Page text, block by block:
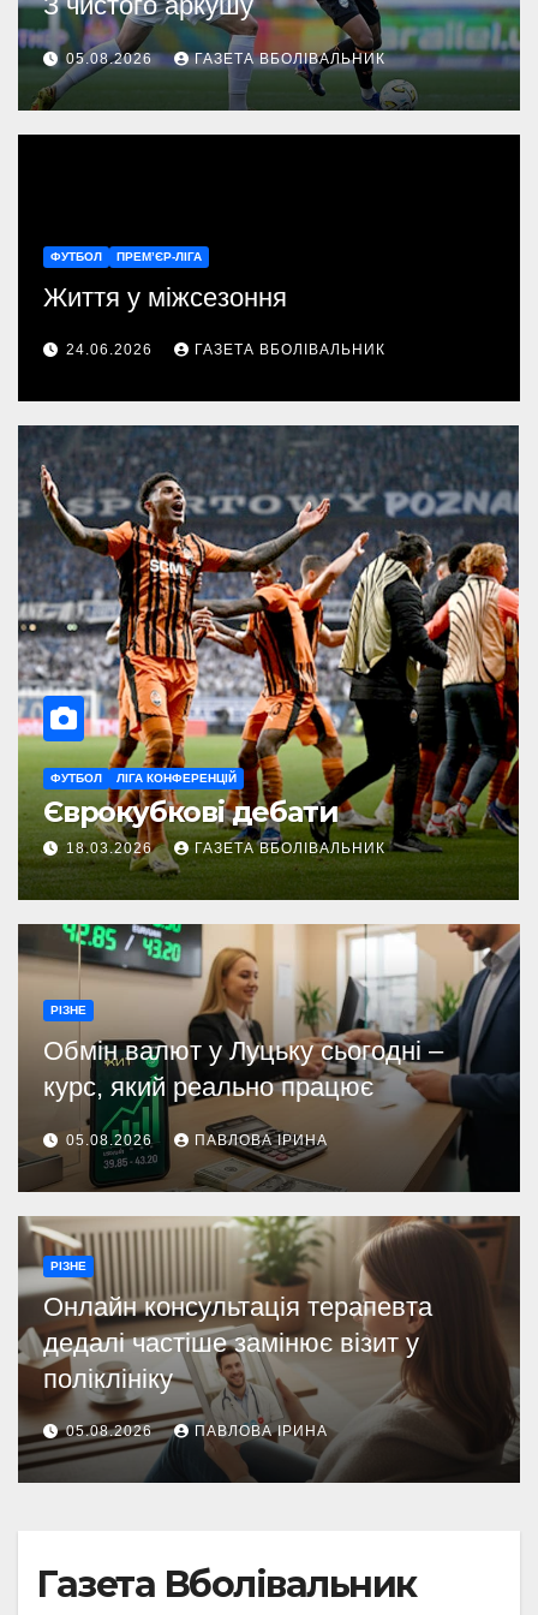
05.08.2026 ГАЗЕТА ВБОЛІВАЛЬНИК
ФУТБОЛ ПРЕМ’ЄР-ЛІГА
Життя у міжсезоння
24.06.2026 ГАЗЕТА ВБОЛІВАЛЬНИК
ФУТБОЛ ЛІГА КОНФЕРЕНЦІЙ
Ліга конференцій
04.03.2026 ГАЗЕТА ВБОЛІВАЛЬНИК
РІЗНЕ
Обмін валют у Луцьку сьогодні –
курс, який реально працює
05.08.2026 ПАВЛОВА ІРИНА
РІЗНЕ
Онлайн консультація терапевта
дедалі частіше замінює візит у
поліклініку
05.08.2026 ПАВЛОВА ІРИНА
Газета Вболівальник